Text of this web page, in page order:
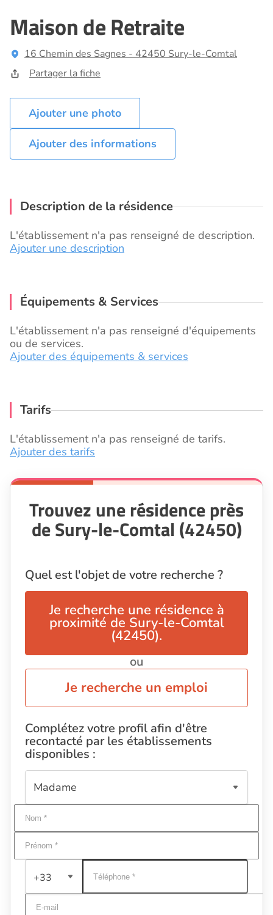
Maison de Retraite
16 Chemin des Sagnes - 42450 Sury-le-Comtal
Partager la fiche
Ajouter des informations
Description de la résidence
L'établissement n'a pas renseigné de description.
Ajouter une description
Équipements & Services
L'établissement n'a pas renseigné d'équipements
ou de services.
Ajouter des équipements & services
Tarifs
L'établissement n'a pas renseigné de tarifs.
Ajouter des tarifs
Trouvez une résidence près
de Sury-le-Comtal (42450)
Quel est l'objet de votre recherche ?
Je recherche une résidence à
proximité de Sury-le-Comtal
(42450).
ou
Je recherche un emploi
Complétez votre profil afin d'être
recontacté par les établissements
disponibles :
+33